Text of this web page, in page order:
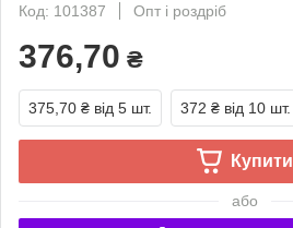
Код: 101387
Опт і роздріб
376,70 ₴
375,70 ₴ від 5 шт. 372 ₴ від 10 шт.
Купити
або